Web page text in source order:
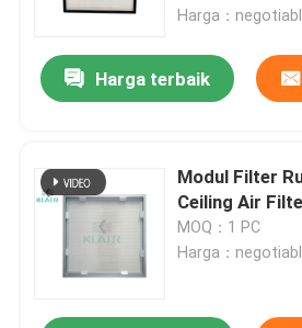
Harga：
Harga terbaik
Modul Filter
Ceiling Air
MOQ：1 PC
Harga：